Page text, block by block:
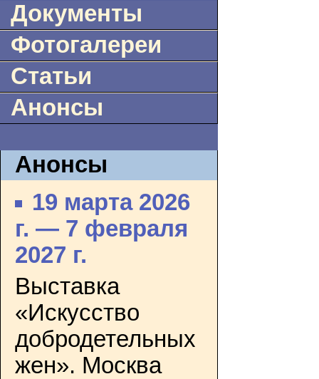
Документы
Фотогалереи
Статьи
Анонсы
Анонсы
19 марта 2026
г. — 7 февраля
2027 г.
Выставка
«Искусство
добродетельных
жен». Москва